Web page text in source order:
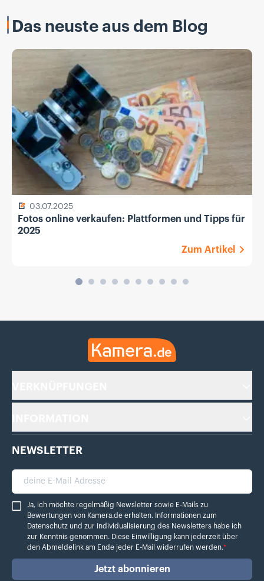
Das neuste aus dem Blog
03.07.2025
Fotos online verkaufen: Plattformen und Tipps für
2025
Zum Artikel
Kamera.de
NEWSLETTER
deine E-Mail Adresse
Ja, ich möchte regelmäßig Newsletter sowie E-Mails zu Bewertungen von
Ja, ich möchte regelmäßig Newsletter sowie E-Mails zu
Bewertungen von Kamera.de erhalten. Informationen zum
Datenschutz und zur Individualisierung des Newsletters habe ich
zur Kenntnis genommen. Diese Einwilligung kann jederzeit über
den Abmeldelink am Ende jeder E-Mail widerrufen werden.*
Jetzt abonnieren